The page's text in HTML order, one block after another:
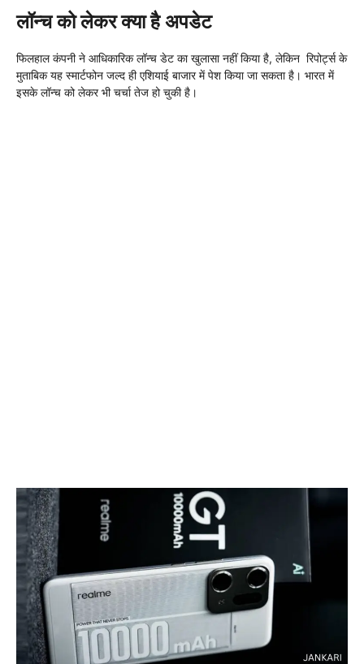
लॉन्च को लेकर क्या है अपडेट
फिलहाल कंपनी ने आधिकारिक लॉन्च डेट का खुलासा नहीं किया है, लेकिन रिपोर्ट्स के
मुताबिक यह स्मार्टफोन जल्द ही एशियाई बाजार में पेश किया जा सकता है। भारत में
इसके लॉन्च को लेकर भी चर्चा तेज हो चुकी है।